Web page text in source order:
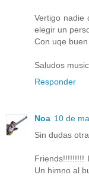
Vertigo nadie
elegir un
Con uqe
Saludos
Responder
Noa 10 de
Sin dudas otra
Friends!!!!!!!!!
Un himno al